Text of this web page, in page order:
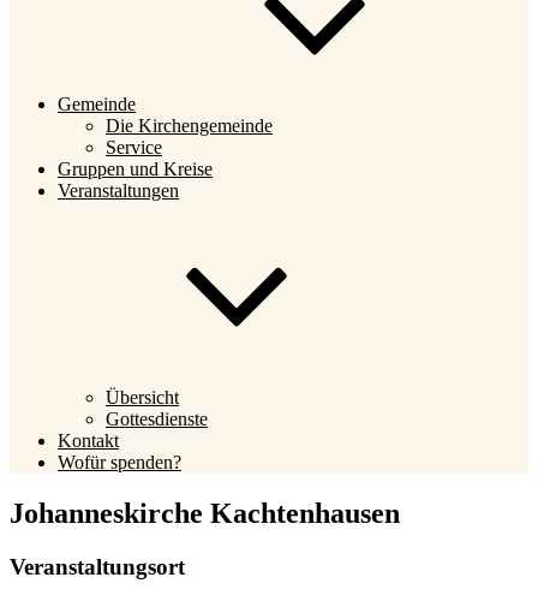
Gemeinde
Die Kirchengemeinde
Service
Gruppen und Kreise
Veranstaltungen
Übersicht
Gottesdienste
Kontakt
Wofür spenden?
Johanneskirche Kachtenhausen
Veranstaltungsort